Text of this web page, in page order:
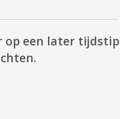
op een later tijdstip